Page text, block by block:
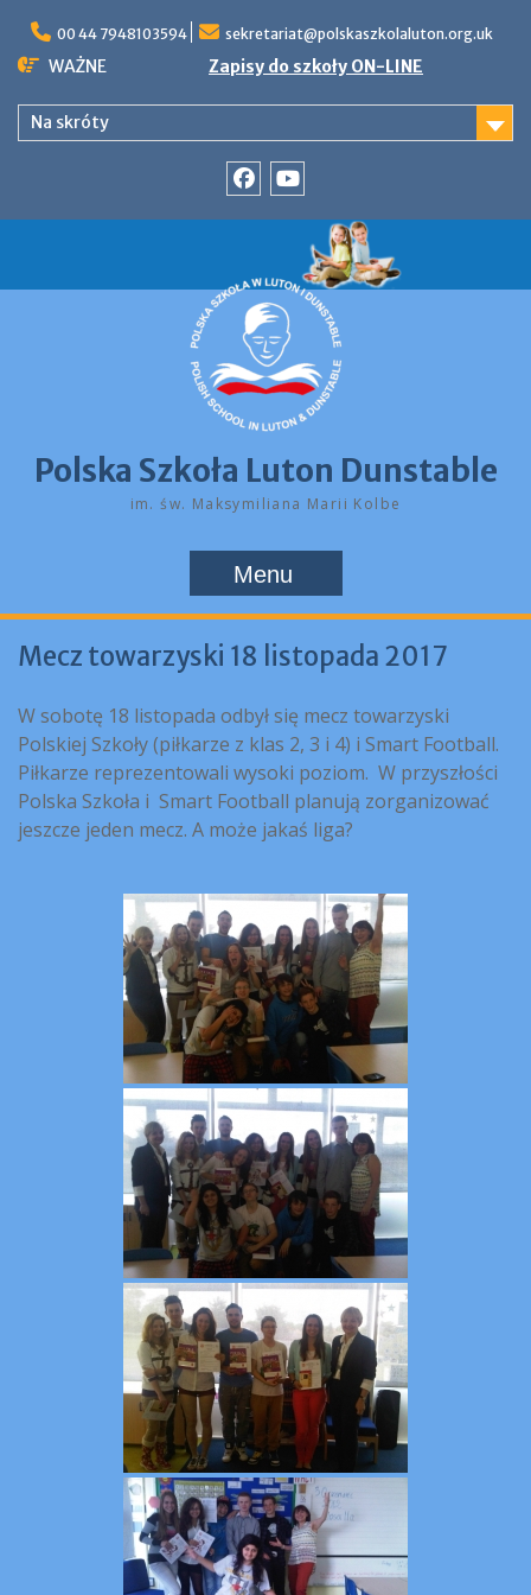
content
00 44 7948103594 sekretariat@polskaszkolaluton.org.uk
WAŻNE Zapisy do szkoły ON-LINE
Na skróty
Polska Szkoła Luton Dunstable
im. św. Maksymiliana Marii Kolbe
Menu
Mecz towarzyski 18 listopada 2017
W sobotę 18 listopada odbył się mecz towarzyski
Polskiej Szkoły (piłkarze z klas 2, 3 i 4) i Smart Football.
Piłkarze reprezentowali wysoki poziom. W przyszłości
Polska Szkoła i Smart Football planują zorganizować
jeszcze jeden mecz. A może jakaś liga?